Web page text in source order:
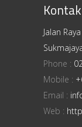
Jalan
Phone :
Mobile :
Email :
Web :